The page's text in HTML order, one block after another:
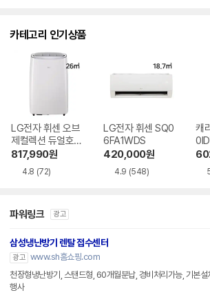
카테고리 인기상품
LG전자 휘센 오브
제컬렉션 듀얼호스
PQ08FDWBS
817,990원
4.8 (72)
LG전자 휘센 SQ0
6FA1WDS
420,000원
4.9 (548)
캐
파워링크 광고
삼성냉난방기 렌탈 접수센터
광고 www.sh홈쇼핑.com
천장형냉난방기, 스탠드형, 60개월분납, 경비처리가능, 기본설
행사